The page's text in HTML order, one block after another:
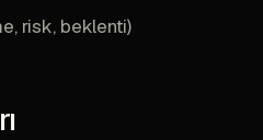
risk, beklenti)